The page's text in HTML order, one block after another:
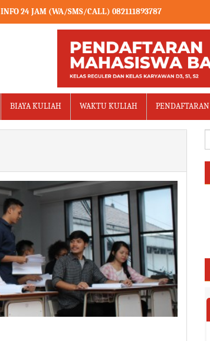
INFO 24 JAM (WA/SMS/CALL) 082111893787
BIAYA KULIAH WAKTU KULIAH PENDAFTARAN